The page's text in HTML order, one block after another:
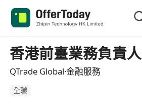
香港前臺業務負責人
QTrade Global·金融服務
全職